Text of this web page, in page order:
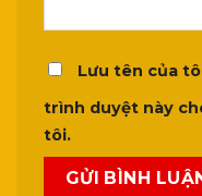
Lưu tên của
trình duyệt này
tôi.